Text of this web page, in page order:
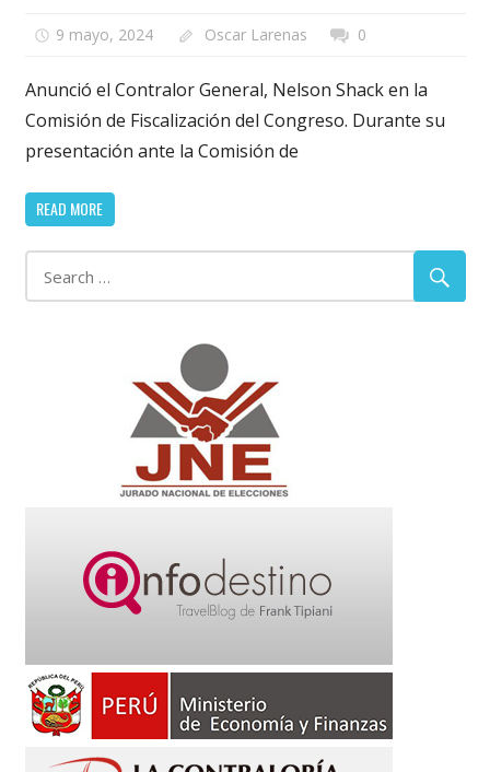
9 mayo, 2024 Oscar Larenas 0
Anunció el Contralor General, Nelson Shack en la
Comisión de Fiscalización del Congreso. Durante su
presentación ante la Comisión de
READ MORE